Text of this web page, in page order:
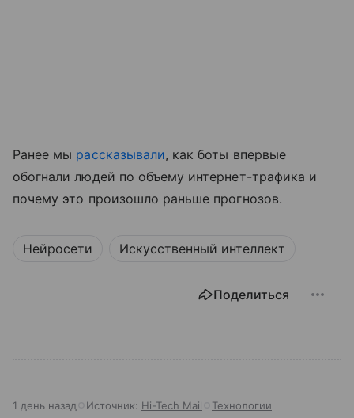
Ранее мы рассказывали, как боты впервые
обогнали людей по объему интернет-трафика и
почему это произошло раньше прогнозов.
Нейросети Искусственный интеллект
Поделиться
1 день назад Источник: Hi-Tech Mail Технологии